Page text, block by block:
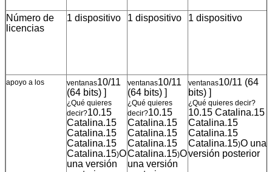
Número de
licencias
1 dispositivo 1 dispositivo 1 dispositivo
apoyo a los ventanas10/11
(64 bits) ]
¿Qué quieres
decir?10.15
Catalina.15
Catalina.15
Catalina.15
Catalina.15)O
una versión
ventanas10/11
(64 bits) ]
¿Qué quieres
decir?10.15
Catalina.15
Catalina.15
Catalina.15
Catalina.15)O
una versión
ventanas10/11 (64
bits) ]
¿Qué quieres decir?
10.15 Catalina.15
Catalina.15
Catalina.15
Catalina.15)O una
versión posterior